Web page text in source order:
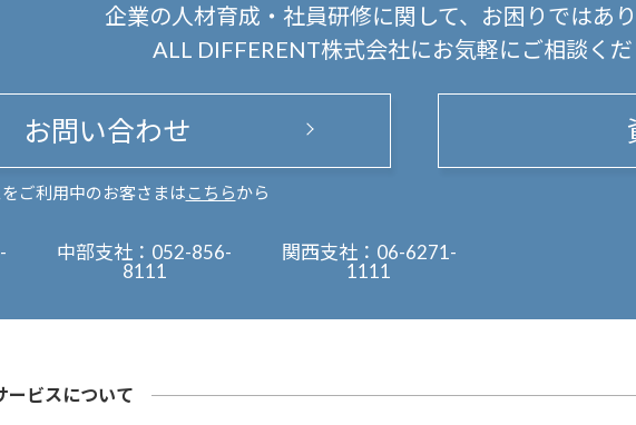
企業の人材育成・社員研修に関して、
お困りではあ
ALL DIFFERENT株式会社にお気軽にご相談くだ
お問い合わせ
ご利用中のお客さまは こちらから
中部支社： 052-856-
8111
関西支社： 06-6271-
1111
ービスについて